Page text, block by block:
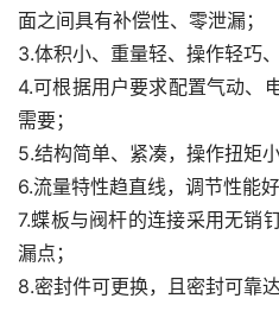
面之间具有补偿性、零泄漏；
3.体积小、重量轻、操作轻巧、
4.可根据用户要求配置气动、
需要；
5.结构简单、紧凑，操作扭矩
6.流量特性趋直线，调节性能好
7.蝶板与阀杆的连接采用无销
漏点；
8.密封件可更换，且密封可靠